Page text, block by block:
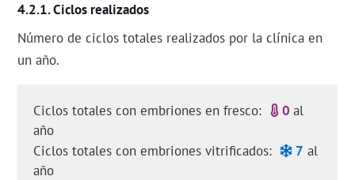
Ciclos realizados
Número de ciclos totales realizados por la clínica en
un año.
Ciclos totales con embriones en fresco: 0al
año
Ciclos totales con embriones vitrificados:
7 al
año